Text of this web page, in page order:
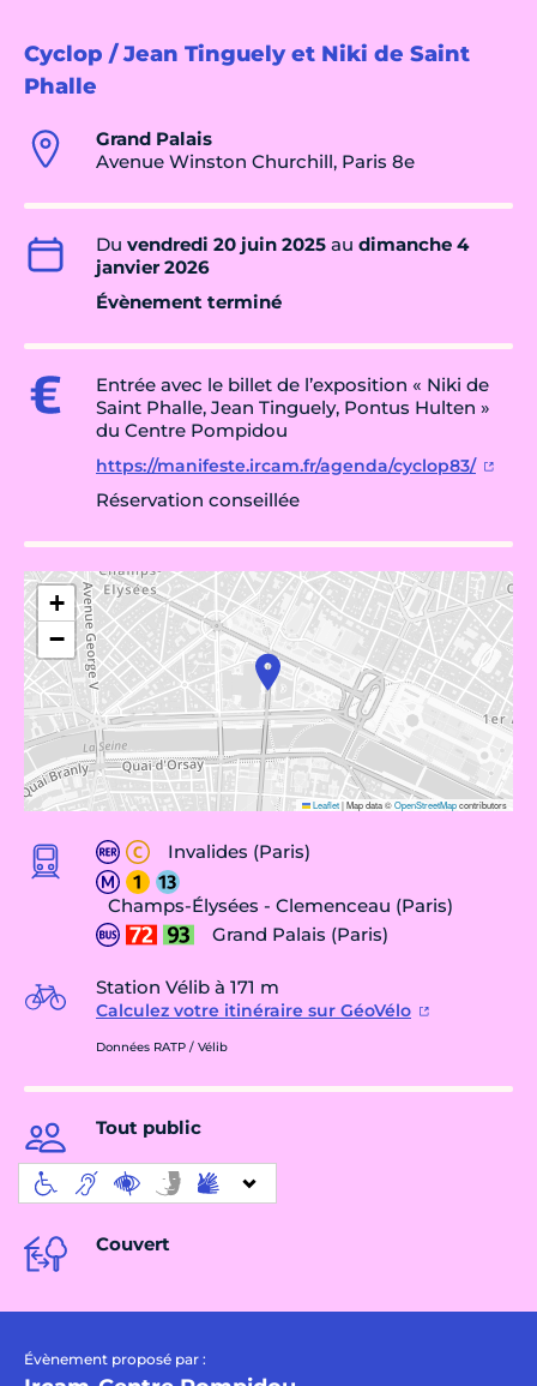
Cyclop / Jean Tinguely et Niki de Saint
Phalle
Grand Palais
Avenue Winston Churchill, Paris 8e
Du vendredi 20 juin 2025 au dimanche 4
janvier 2026
Évènement terminé
Entrée avec le billet de l’exposition « Niki de
Saint Phalle, Jean Tinguely, Pontus Hulten »
du Centre Pompidou
https://manifeste.ircam.fr/agenda/cyclop83/
Réservation conseillée
+
−
Leaflet|Map data ©OpenStreetMapcontributors
Invalides (Paris)
Champs-Élysées - Clemenceau (Paris)
Grand Palais (Paris)
Station Vélib à 171 m
Calculez votre itinéraire sur GéoVélo
Données RATP / Vélib
Tout public
Couvert
Évènement proposé par :